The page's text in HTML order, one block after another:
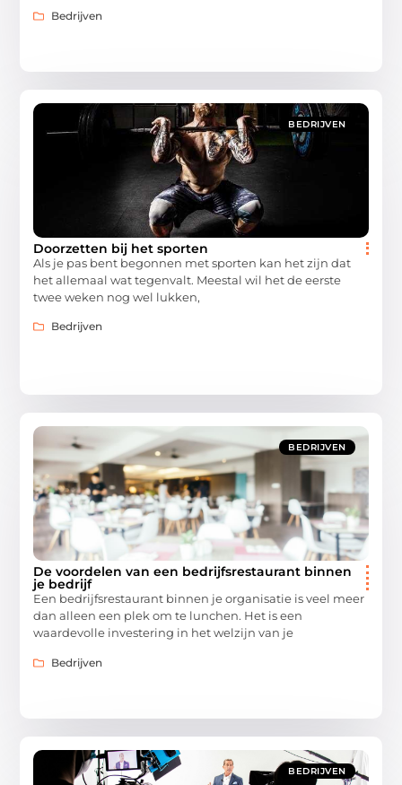
Bedrijven
BEDRIJVEN
Doorzetten bij het sporten
Als je pas bent begonnen met sporten kan het zijn dat
het allemaal wat tegenvalt. Meestal wil het de eerste
twee weken nog wel lukken,
Bedrijven
BEDRIJVEN
De voordelen van een bedrijfsrestaurant binnen
je bedrijf
Een bedrijfsrestaurant binnen je organisatie is veel meer
dan alleen een plek om te lunchen. Het is een
waardevolle investering in het welzijn van je
Bedrijven
BEDRIJVEN